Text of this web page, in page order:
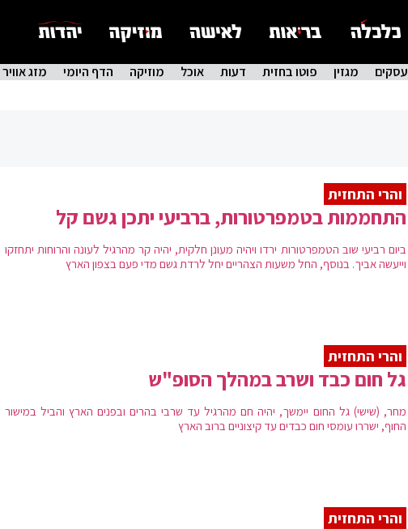
עסקים מגזין פוטו בחזית דעות אוכל מוזיקה הדף היומי מזג אוויר
והרי התחזית
התחממות בטמפרטורות, ברביעי יתכן גשם קל
ביום רביעי שוב הטמפרטורות ירדו ויהיה מעונן חלקית, יהיה קר מהרגיל לעונה והרוחות יתחזקו
וייעשה אביך. בנוסף, החל משעות הצהריים יחל לרדת גשם מדי פעם בצפון הארץ
והרי התחזית
גל חום כבד ושרב במהלך הסופ"ש
מחר, (שישי) גל החום יימשך, יהיה חם מהרגיל עד שרבי בהרים ובפנים הארץ והביל במישור
החוף, ישררו עומסי חום כבדים עד קיצוניים ברוב הארץ
והרי התחזית